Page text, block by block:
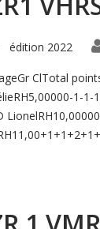
édition 2022
ClTotal
1-